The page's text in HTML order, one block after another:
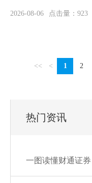
2026-08-06 点击量：923
<< < 1 2
热门资讯
一图读懂财通证券